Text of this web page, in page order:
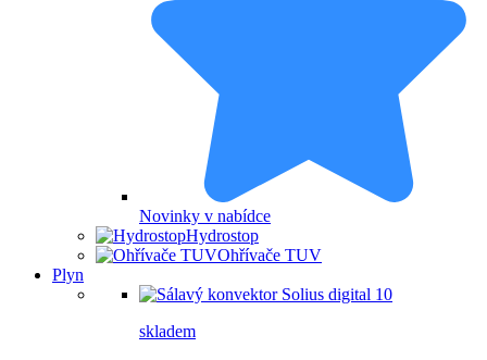
Novinky v nabídce
Hydrostop
Ohřívače TUV
Plyn
skladem